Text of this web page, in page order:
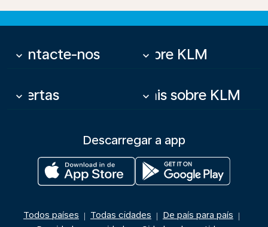
Contacte-nos
keyboard_arrow_down Sobre KLM
keyboard_arrow_down
Ofertas
keyboard_arrow_down Mais sobre KLM
keyboard_arrow_down
Descarregar a app
Todos países | Todas cidades | De país para país |